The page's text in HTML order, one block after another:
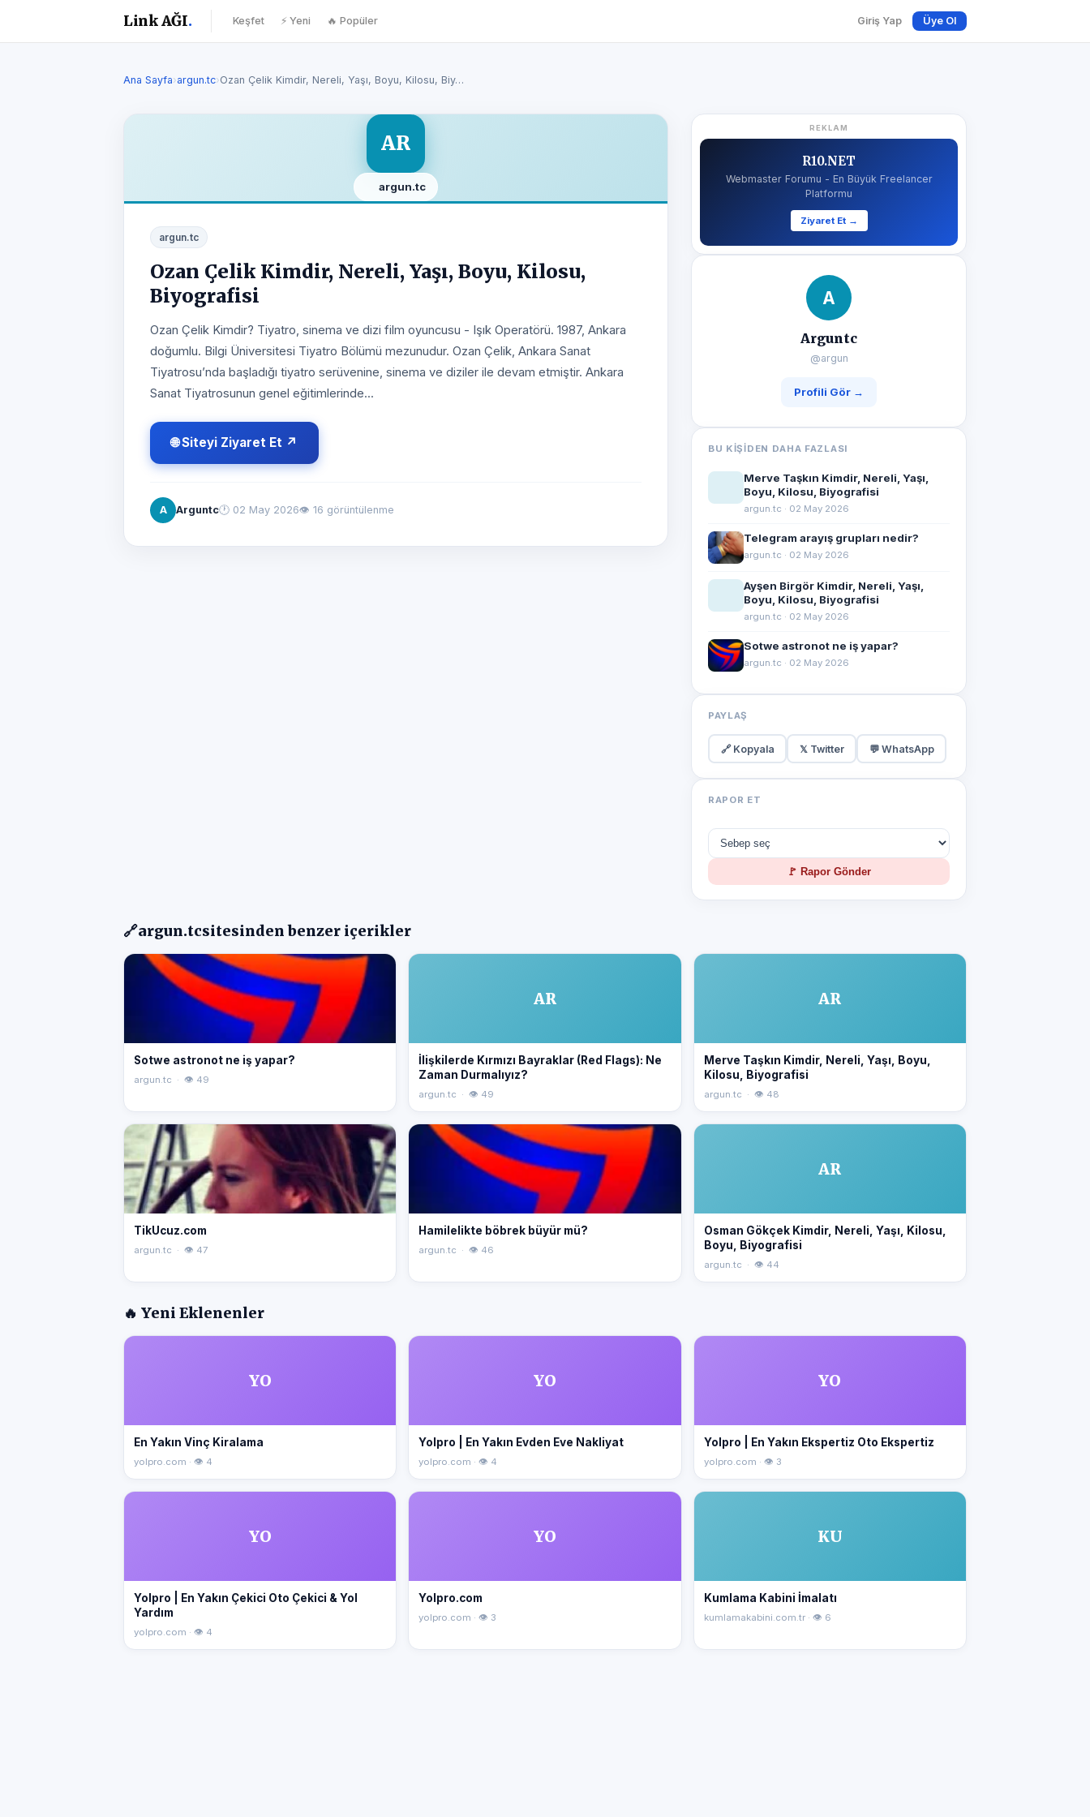
Link AĞI. Keşfet ⚡ Yeni 🔥 Popüler Giriş Yap Üye Ol
Ana Sayfa›argun.tc›Ozan Çelik Kimdir, Nereli, Yaşı, Boyu, Kilosu, Biy…
AR
argun.tc
argun.tc
Ozan Çelik Kimdir, Nereli, Yaşı, Boyu, Kilosu,
Biyografisi
Ozan Çelik Kimdir? Tiyatro, sinema ve dizi film oyuncusu - Işık Operatörü. 1987, Ankara
doğumlu. Bilgi Üniversitesi Tiyatro Bölümü mezunudur. Ozan Çelik, Ankara Sanat
Tiyatrosu’nda başladığı tiyatro serüvenine, sinema ve diziler ile devam etmiştir. Ankara
Sanat Tiyatrosunun genel eğitimlerinde...
🌐 Siteyi Ziyaret Et ↗
A Arguntc🕐 02 May 2026👁 16 görüntülenme
REKLAM
R10.NET
Webmaster Forumu - En Büyük Freelancer
Platformu
Ziyaret Et →
A
Arguntc
@argun
Profili Gör →
BU KIŞIDEN DAHA FAZLASI
Merve Taşkın Kimdir, Nereli, Yaşı,
Boyu, Kilosu, Biyografisi
argun.tc · 02 May 2026
Telegram arayış grupları nedir?
argun.tc · 02 May 2026
Ayşen Birgör Kimdir, Nereli, Yaşı,
Boyu, Kilosu, Biyografisi
argun.tc · 02 May 2026
Sotwe astronot ne iş yapar?
argun.tc · 02 May 2026
PAYLAŞ
🔗 Kopyala 𝕏 Twitter 💬 WhatsApp
RAPOR ET
🚩 Rapor Gönder
🔗argun.tcsitesinden benzer içerikler
Sotwe astronot ne iş yapar?
argun.tc · 👁 49
AR
İlişkilerde Kırmızı Bayraklar (Red Flags): Ne
Zaman Durmalıyız?
argun.tc · 👁 49
AR
Merve Taşkın Kimdir, Nereli, Yaşı, Boyu,
Kilosu, Biyografisi
argun.tc · 👁 48
TikUcuz.com
argun.tc · 👁 47
Hamilelikte böbrek büyür mü?
argun.tc · 👁 46
AR
Osman Gökçek Kimdir, Nereli, Yaşı, Kilosu,
Boyu, Biyografisi
argun.tc · 👁 44
🔥 Yeni Eklenenler
YO
En Yakın Vinç Kiralama
yolpro.com · 👁 4
YO
Yolpro | En Yakın Evden Eve Nakliyat
yolpro.com · 👁 4
YO
Yolpro | En Yakın Ekspertiz Oto Ekspertiz
yolpro.com · 👁 3
YO
Yolpro | En Yakın Çekici Oto Çekici & Yol
Yardım
yolpro.com · 👁 4
YO
Yolpro.com
yolpro.com · 👁 3
KU
Kumlama Kabini İmalatı
kumlamakabini.com.tr · 👁 6